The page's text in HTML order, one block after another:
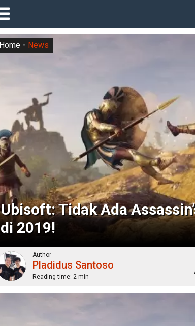
Ubisoft: Tidak Ada
di 2019!
Home News
Author
Pladidus Santoso
Reading time: 2 min